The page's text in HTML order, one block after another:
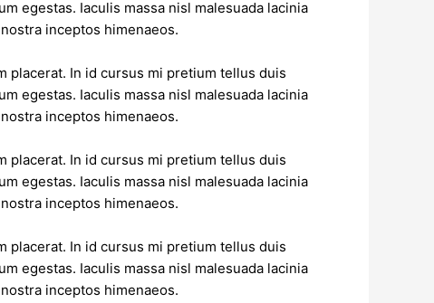
egestas. Iaculis massa nisl malesuada lacinia
inceptos himenaeos.
placerat. In id cursus mi pretium tellus duis
egestas. Iaculis massa nisl malesuada lacinia
inceptos himenaeos.
placerat. In id cursus mi pretium tellus duis
egestas. Iaculis massa nisl malesuada lacinia
inceptos himenaeos.
placerat. In id cursus mi pretium tellus duis
egestas. Iaculis massa nisl malesuada lacinia
inceptos himenaeos.